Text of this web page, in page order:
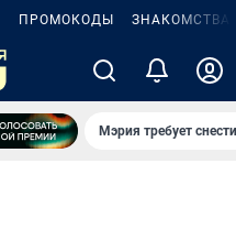
ПРОМОКОДЫ ЗНАКОМСТВА
Мэрия требует